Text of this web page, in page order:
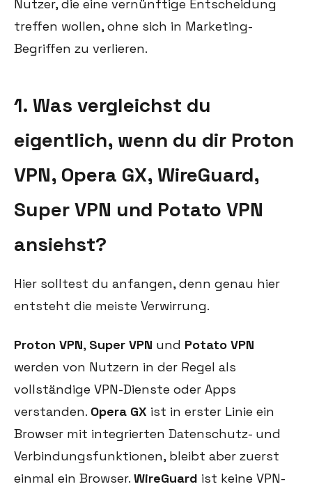
Nutzer, die eine vernünftige Entscheidung
treffen wollen, ohne sich in Marketing-
Begriffen zu verlieren.
1. Was vergleichst du
eigentlich, wenn du dir Proton
VPN, Opera GX, WireGuard,
Super VPN und Potato VPN
ansiehst?
Hier solltest du anfangen, denn genau hier
entsteht die meiste Verwirrung.
Proton VPN, Super VPN und Potato VPN
werden von Nutzern in der Regel als
vollständige VPN-Dienste oder Apps
verstanden. Opera GX ist in erster Linie ein
Browser mit integrierten Datenschutz- und
Verbindungsfunktionen, bleibt aber zuerst
einmal ein Browser. WireGuard ist keine VPN-